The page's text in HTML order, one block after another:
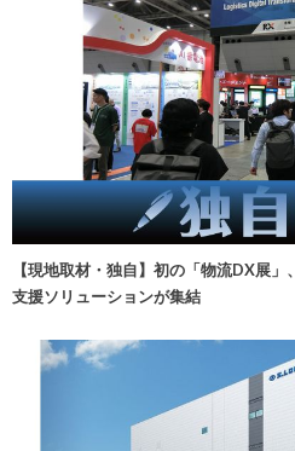
【現地取材・独自】初の「物流DX展
支援ソリューションが集結